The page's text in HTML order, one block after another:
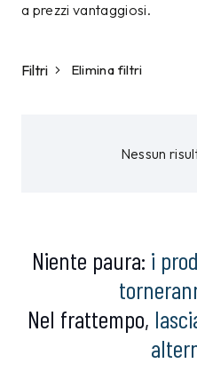
a prezzi vantaggiosi.
Filtri Elimina filtri
Nessun
Niente paura: i
Nel frattempo,